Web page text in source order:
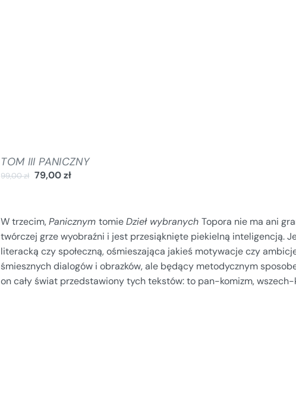
TOM III PANICZNY
99,00zł 79,00zł
W trzecim,PanicznymtomieDzieł wybranychTopora nie ma ani
twórczej grze wyobraźni i jest przesiąknięte piekielną inteligencją.
literacką czy społeczną, ośmieszająca jakieś motywacje czy
śmiesznych dialogów i obrazków, ale będący metodycznym
on cały świat przedstawiony tych tekstów: to pan-komizm, wszech-